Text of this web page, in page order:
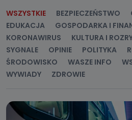
WSZYSTKIE BEZPIECZEŃSTWO
EDUKACJA
GOSPODARKA I
KORONAWIRUS
KULTURA I
SYGNALE
OPINIE POLITYKA
ŚRODOWISKO
WASZE INFO
WYWIADY
ZDROWIE